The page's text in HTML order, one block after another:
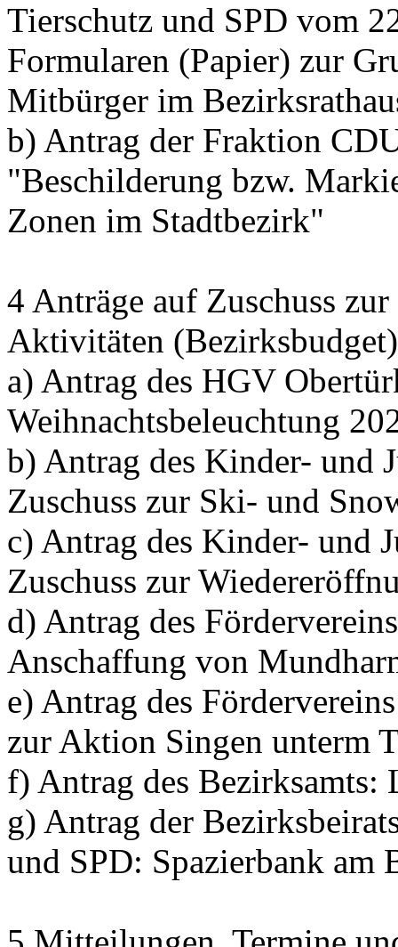
Tierschutz und SPD vom
Formularen (Papier) zur
Mitbürger im
b) Antrag der Fraktion
"Beschilderung bzw.
Zonen im Stadtbezirk"
4 Anträge auf Zuschuss
Aktivitäten
a) Antrag des HGV
Weihnachtsbeleuchtung
b) Antrag des Kinder- und
Zuschuss zur Ski- und
c) Antrag des Kinder- und
Zuschuss zur
d) Antrag des
Anschaffung von
e) Antrag des
zur Aktion Singen unterm
f) Antrag des Bezirksamts:
g) Antrag der
und SPD: Spazierbank am